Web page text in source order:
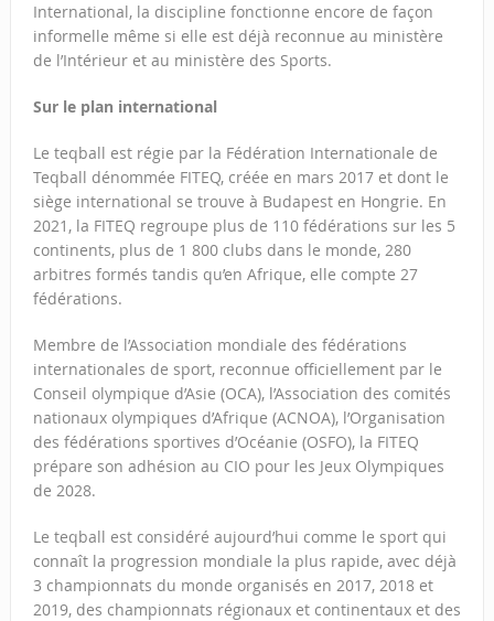
International, la discipline fonctionne encore de façon
informelle même si elle est déjà reconnue au ministère
de l’Intérieur et au ministère des Sports.
Sur le plan international
Le teqball est régie par la Fédération Internationale de
Teqball dénommée FITEQ, créée en mars 2017 et dont le
siège international se trouve à Budapest en Hongrie. En
2021, la FITEQ regroupe plus de 110 fédérations sur les 5
continents, plus de 1 800 clubs dans le monde, 280
arbitres formés tandis qu’en Afrique, elle compte 27
fédérations.
Membre de l’Association mondiale des fédérations
internationales de sport, reconnue officiellement par le
Conseil olympique d’Asie (OCA), l’Association des comités
nationaux olympiques d’Afrique (ACNOA), l’Organisation
des fédérations sportives d’Océanie (OSFO), la FITEQ
prépare son adhésion au CIO pour les Jeux Olympiques
de 2028.
Le teqball est considéré aujourd’hui comme le sport qui
connaît la progression mondiale la plus rapide, avec déjà
3 championnats du monde organisés en 2017, 2018 et
2019, des championnats régionaux et continentaux et des